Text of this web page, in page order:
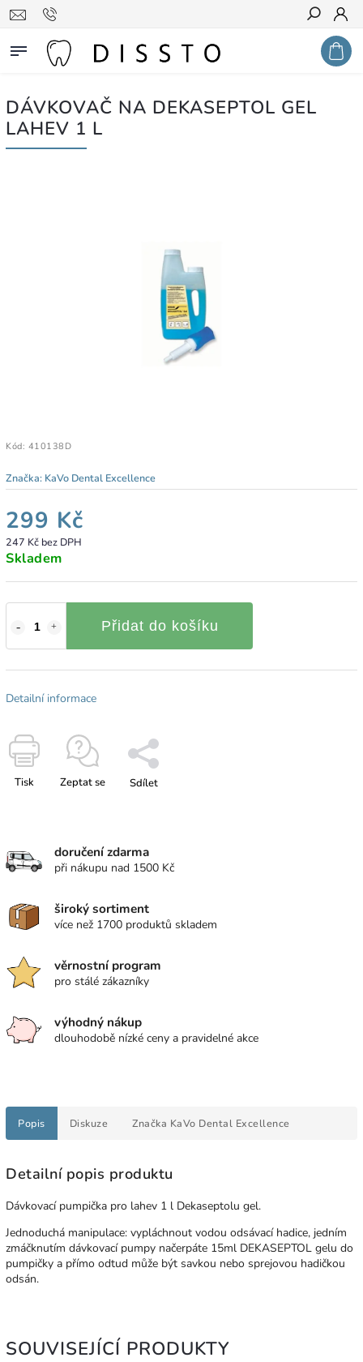
Hledat
DÁVKOVAČ NA DEKASEPTOL GEL
LAHEV 1 L
Kód: 410138D
Značka: KaVo Dental Excellence
299 Kč
247 Kč bez DPH
Skladem
Přidat do košíku
Detailní informace
Tisk Zeptat se Sdílet
doručení zdarma
při nákupu nad 1500 Kč
široký sortiment
více než 1700 produktů skladem
věrnostní program
pro stálé zákazníky
výhodný nákup
dlouhodobě nízké ceny a pravidelné akce
Popis Diskuze Značka KaVo Dental Excellence
Detailní popis produktu
Dávkovací pumpička pro lahev 1 l Dekaseptolu gel.
Jednoduchá manipulace: vypláchnout vodou odsávací hadice, jedním
zmáčknutím dávkovací pumpy načerpáte 15ml DEKASEPTOL gelu do
pumpičky a přímo odtud může být savkou nebo sprejovou hadičkou
odsán.
SOUVISEJÍCÍ PRODUKTY